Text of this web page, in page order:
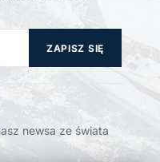
ZAPISZ SIĘ
newsa ze świata